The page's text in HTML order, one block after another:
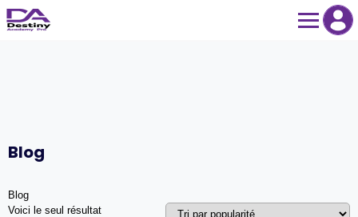
Skip
to
Blog
Blog
Voici le seul résultat